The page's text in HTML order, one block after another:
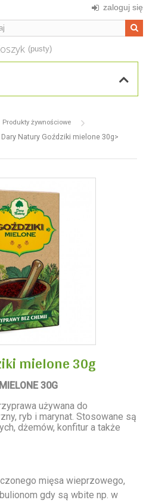
zaloguj się
(pusty)
Produkty żywnościowe
Dary Natury Goździki mielone 30g>
mielone 30g
30G
używana do
ryb i marynat. Stosowane są
dżemów, konfitur a także
mięsa wieprzowego,
gdy są wbite np. w